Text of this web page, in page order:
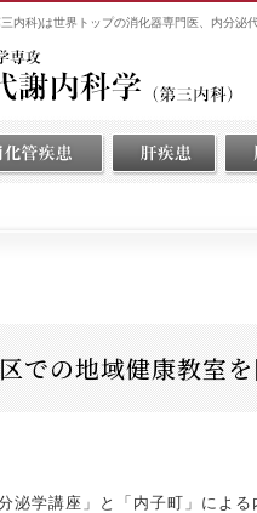
内科)は世界トップの消化器専門医、内分泌
での地域健康教室
泌学講座」と「内子町」によ